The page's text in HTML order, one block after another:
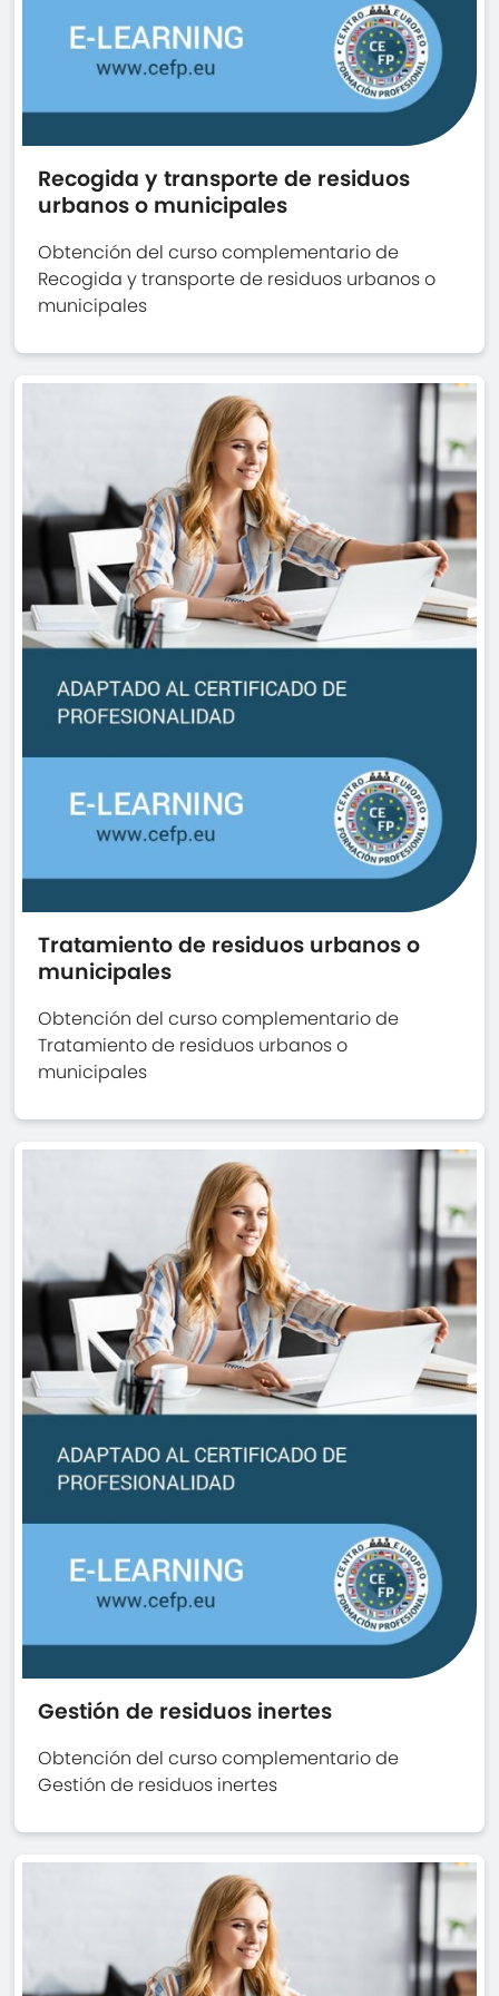
MEDIOAMBIENTE / GESTIÓN DE RESIDUOS
URBANOS E INDUSTRIALES
OFIMÁTICA
PREVENCIÓN DE RIESGOS LABORALES
PROTECCIÓN DE DATOS
SERVICIOS FINANCIEROS Y DE SEGUROS
TRANSPORTE Y LOGÍSTICA
OTROS
Recogida y transporte de residuos
urbanos o municipales
Obtención del curso complementario de
Recogida y transporte de residuos urbanos o
municipales
Tratamiento de residuos urbanos o
municipales
Obtención del curso complementario de
Tratamiento de residuos urbanos o
municipales
Gestión de residuos inertes
Obtención del curso complementario de
Gestión de residuos inertes